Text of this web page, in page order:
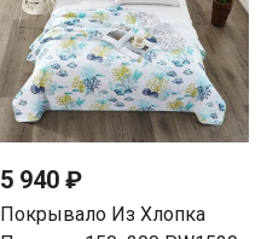
5 940 ₽
Покрывало Из Хлопка